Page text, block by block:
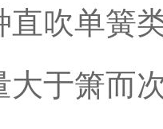
直吹单簧
大于箫而